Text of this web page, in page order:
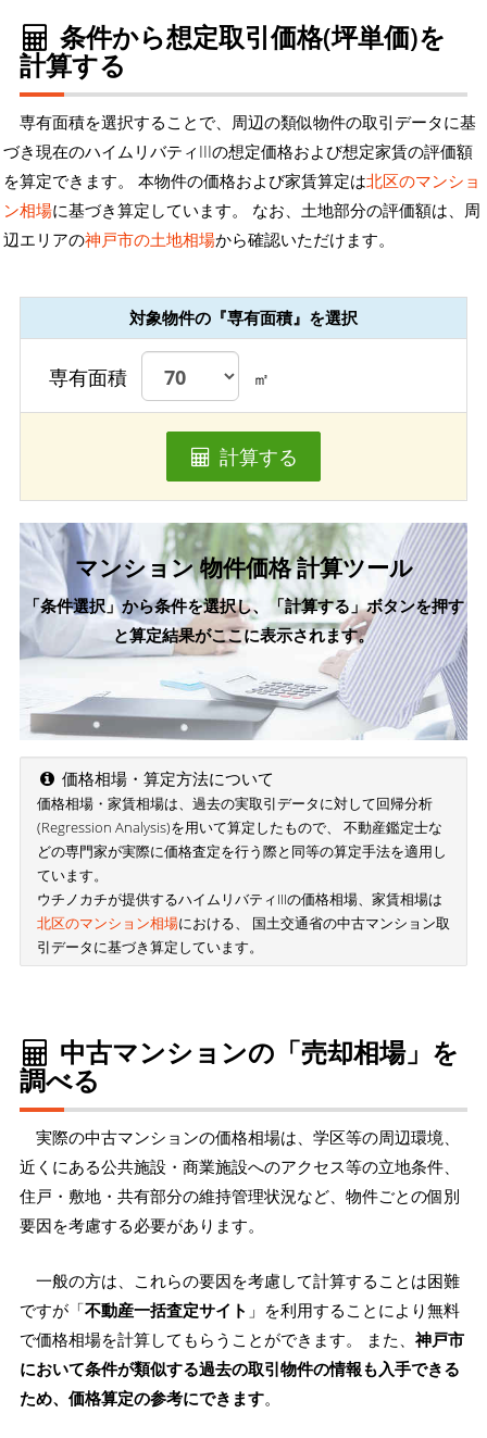
条件から想定取引価格(坪単価)を
計算する
専有面積を選択することで、周辺の類似物件の取引データに基
づき現在のハイムリバティIIIの想定価格および想定家賃の評価額
を算定できます。 本物件の価格および家賃算定は北区のマンショ
ン相場に基づき算定しています。 なお、土地部分の評価額は、周
辺エリアの神戸市の土地相場から確認いただけます。
対象物件の『専有面積』を選択
専有面積 ㎡
計算する
マンション 物件価格 計算ツール
「条件選択」から条件を選択し、「計算する」ボタンを押す
と算定結果がここに表示されます。
価格相場・算定方法について
価格相場・家賃相場は、過去の実取引データに対して回帰分析
(Regression Analysis)を用いて算定したもので、 不動産鑑定士な
どの専門家が実際に価格査定を行う際と同等の算定手法を適用し
ています。
ウチノカチが提供するハイムリバティIIIの価格相場、家賃相場は
北区のマンション相場における、 国土交通省の中古マンション取
引データに基づき算定しています。
中古マンションの「売却相場」を
調べる
実際の中古マンションの価格相場は、学区等の周辺環境、
近くにある公共施設・商業施設へのアクセス等の立地条件、
住戸・敷地・共有部分の維持管理状況など、物件ごとの個別
要因を考慮する必要があります。
一般の方は、これらの要因を考慮して計算することは困難
ですが「不動産一括査定サイト 」を利用することにより無料
で価格相場を計算してもらうことができます。 また、 神戸市
において条件が類似する過去の取引物件の情報も入手できる
ため、価格算定の参考にできます。